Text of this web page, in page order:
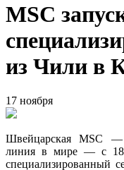
MSC
из Чили в
17 ноября
Швейцарская MSC —
линия в мире — с 18
специализированный